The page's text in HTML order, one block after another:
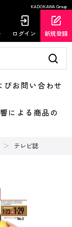
KADOKAWA Group
ログイン 新規登録
お問い合わせ
による商品の
テレビ誌